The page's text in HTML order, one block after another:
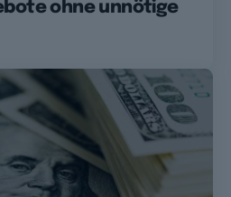
ohne unnötige